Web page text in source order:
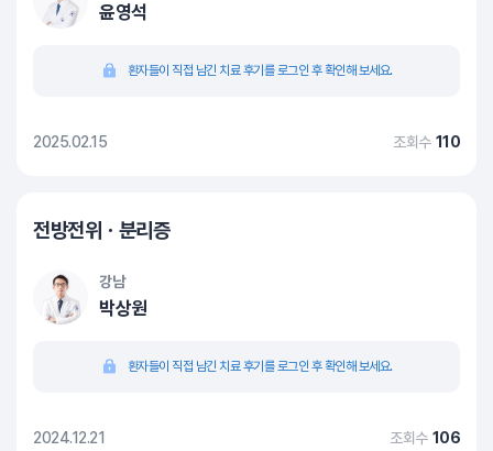
윤영석
환자들이 직접 남긴 치료 후기를 로그인 후 확인해 보세요.
2025.02.15 조회수 110
전방전위ㆍ분리증
강남
박상원
환자들이 직접 남긴 치료 후기를 로그인 후 확인해 보세요.
2024.12.21 조회수 106